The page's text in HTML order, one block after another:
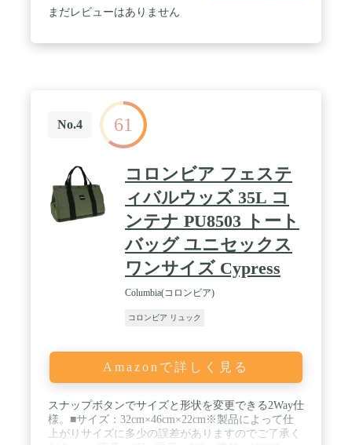
まだレビューはありません
No.4 61
コロンビア フェステ
ィバルウッズ 35L コ
ンテナ PU8503 トート
バッグ ユニセックス
ワンサイズ Cypress
Columbia(コロンビア)
コロンビア リュック
Amazonで詳しく見る
スナップボタンでサイズと形状を変更できる2Way仕
様。■サイズ：32cm×46cm×22cm※製品によって仕
上がりサイズに多少の誤差がありますのでご了承く